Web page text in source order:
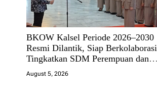
BKOW Kalsel Periode 2026–2030
Resmi Dilantik, Siap Berkolaborasi
Tingkatkan SDM Perempuan dan
Dukung Pembangunan Banua
August 5, 2026